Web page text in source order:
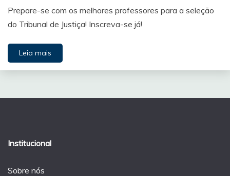
Prepare-se com os melhores professores para a seleção
do Tribunal de Justiça! Inscreva-se já!
Leia mais
Institucional
Sobre nós